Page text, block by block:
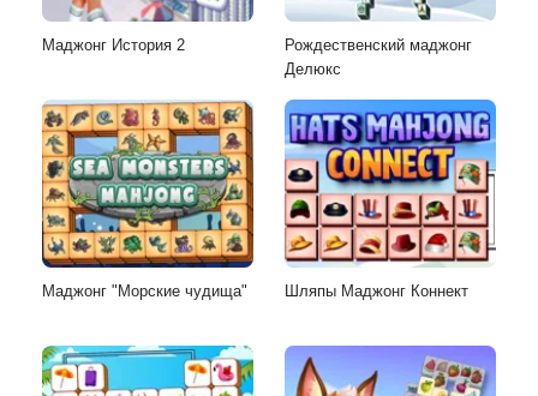
Маджонг История 2
Рождественский маджонг
Делюкс
Маджонг "Морские чудища" Шляпы Маджонг Коннект